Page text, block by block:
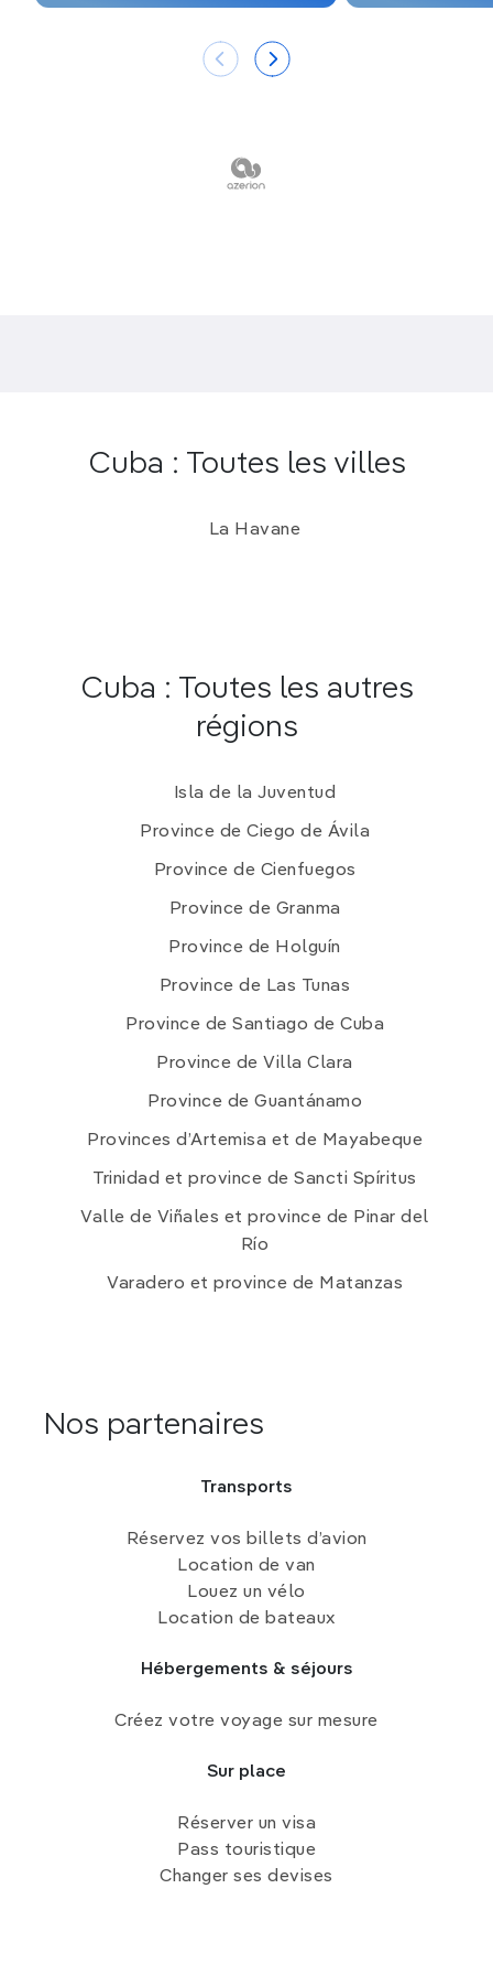
Constitution cubaine.
pêche sportive au tarpon et au macabijo
dans les eaux peu profondes au large de Cayo
d’artistes, les somptueuses églises et
trépidante de Camagüey
Cuba : Toutes les villes
La Havane
Cuba : Toutes les autres
régions
Isla de la Juventud
Province de Ciego de Ávila
Province de Cienfuegos
Province de Granma
Province de Holguín
Province de Las Tunas
Province de Santiago de Cuba
Province de Villa Clara
Province de Guantánamo
Provinces d’Artemisa et de Mayabeque
Trinidad et province de Sancti Spíritus
Valle de Viñales et province de Pinar del
Río
Varadero et province de Matanzas
Nos partenaires
Transports
Réservez vos billets d’avion
Location de van
Louez un vélo
Location de bateaux
Hébergements & séjours
Créez votre voyage sur mesure
Sur place
Réserver un visa
Pass touristique
Changer ses devises